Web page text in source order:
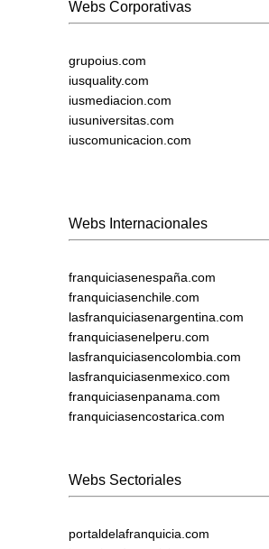
Webs Corporativas
grupoius.com
iusquality.com
iusmediacion.com
iusuniversitas.com
iuscomunicacion.com
Webs Internacionales
franquiciasenespaña.com
franquiciasenchile.com
lasfranquiciasenargentina.com
franquiciasenelperu.com
lasfranquiciasencolombia.com
lasfranquiciasenmexico.com
franquiciasenpanama.com
franquiciasencostarica.com
Webs Sectoriales
portaldelafranquicia.com